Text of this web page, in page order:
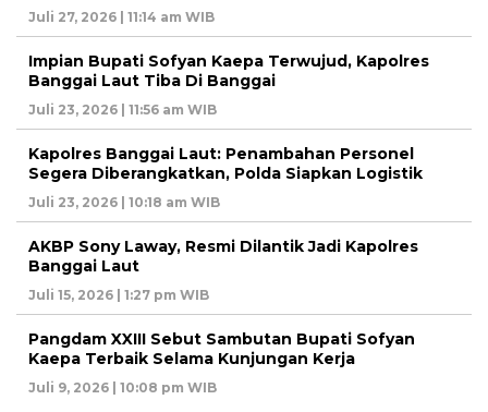
Juli 27, 2026 | 11:14 am WIB
Impian Bupati Sofyan Kaepa Terwujud, Kapolres
Banggai Laut Tiba Di Banggai
Juli 23, 2026 | 11:56 am WIB
Kapolres Banggai Laut: Penambahan Personel
Segera Diberangkatkan, Polda Siapkan Logistik
Juli 23, 2026 | 10:18 am WIB
AKBP Sony Laway, Resmi Dilantik Jadi Kapolres
Banggai Laut
Juli 15, 2026 | 1:27 pm WIB
Pangdam XXIII Sebut Sambutan Bupati Sofyan
Kaepa Terbaik Selama Kunjungan Kerja
Juli 9, 2026 | 10:08 pm WIB